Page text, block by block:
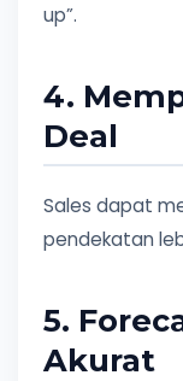
up”.
4.
Deal
Sales dapat
pendekatan
5.
Akurat